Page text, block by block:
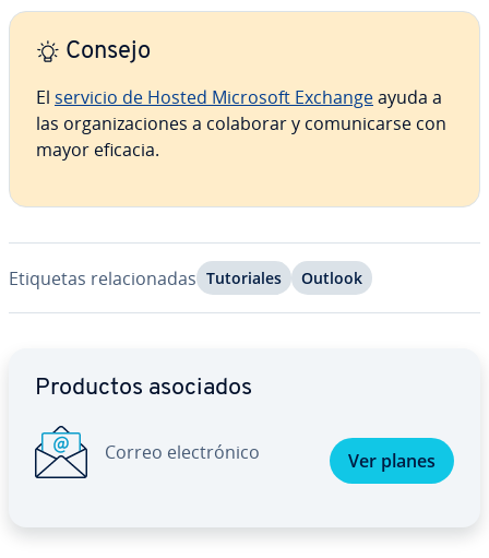
Consejo
El servicio de Hosted Microsoft Exchangeayuda a
las or­ga­ni­za­cio­nes a colaborar y co­mu­ni­car­se con
mayor eficacia.
Etiquetas re­la­cio­na­das Tu­to­ria­les Outlook
Productos asociados
Correo ele­c­tró­ni­co Ver planes